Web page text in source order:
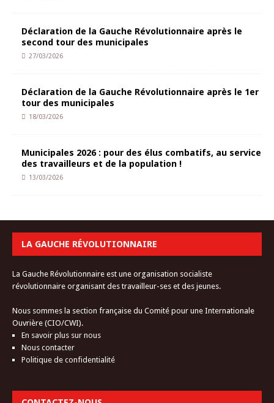
Déclaration de la Gauche Révolutionnaire après le
second tour des municipales
27/03/2026
Déclaration de la Gauche Révolutionnaire après le 1er
tour des municipales
18/03/2026
Municipales 2026 : pour des élus combatifs, au service
des travailleurs et de la population !
13/03/2026
LA GAUCHE RÉVOLUTIONNAIRE
La Gauche Révolutionnaire est une organisation socialiste
révolutionnaire organisant des travailleur-ses et des jeunes.
Nous sommes la section française du Comité pour une Internationale
Ouvrière (CIO/CWI).
En savoir plus sur nous
Nous contacter
Politique de confidentialité